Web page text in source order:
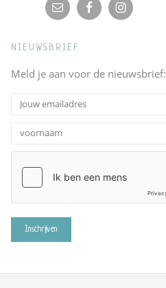
NIEUWSBRIEF
Meld je aan voor de nieuwsbrief: